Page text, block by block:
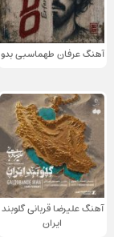
آهنگ عرفان طهماسبی بدو
آهنگ علیرضا قربانی گلوبند
ایران